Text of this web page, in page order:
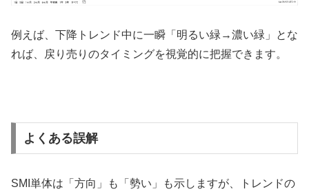
例えば、下降トレンド中に一瞬「明るい緑→濃い緑」とな
れば、戻り売りのタイミングを視覚的に把握できます。
よくある誤解
SMI単体は「方向」も「勢い」も示しますが、トレンドの